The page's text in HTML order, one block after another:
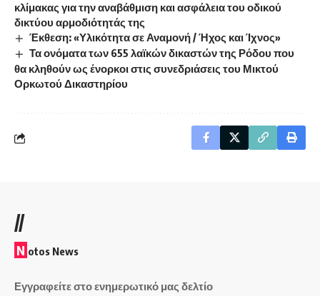
κλίμακας για την αναβάθμιση και ασφάλεια του οδικού
δικτύου αρμοδιότητάς της
Έκθεση: «Υλικότητα σε Αναμονή / Ήχος και Ίχνος»
Τα ονόματα των 655 λαϊκών δικαστών της Ρόδου που
θα κληθούν ως ένορκοι στις συνεδριάσεις του Μικτού
Ορκωτού Δικαστηρίου
//
N otos News
Εγγραφείτε στο ενημερωτικό μας δελτίο